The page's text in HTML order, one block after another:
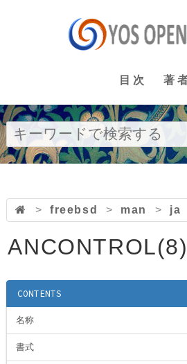
目次 著
> freebsd > man > ja
ANCONTROL(8)
CONTENTS
名称
書式